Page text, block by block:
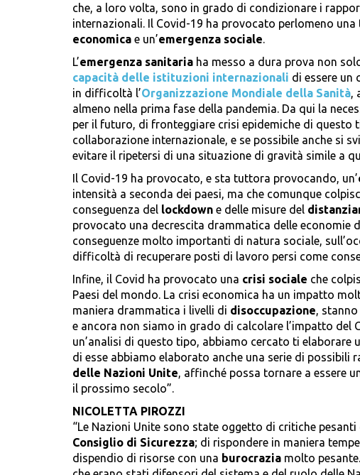
che, a loro volta, sono in grado di condizionare i
internazionali. Il Covid-19 ha provocato perlomeno una
economica e un’emergenza sociale.
L’emergenza sanitaria ha messo a dura prova non
capacità delle istituzioni internazionali di essere un
in difficoltà l’Organizzazione Mondiale della Sanità,
almeno nella prima fase della pandemia. Da qui la
per il futuro, di fronteggiare crisi epidemiche di questo
collaborazione internazionale, e se possibile anche si
evitare il ripetersi di una situazione di gravità simile a
Il Covid-19 ha provocato, e sta tuttora provocando, un’
intensità a seconda dei paesi, ma che comunque
conseguenza del lockdown e delle misure del
provocato una decrescita drammatica delle economie
conseguenze molto importanti di natura sociale,
difficoltà di recuperare posti di lavoro persi come
Infine, il Covid ha provocato una crisi sociale che
Paesi del mondo. La crisi economica ha un impatto
maniera drammatica i livelli di disoccupazione,
e ancora non siamo in grado di calcolare l’impatto del
un’analisi di questo tipo, abbiamo cercato ti elaborare
di esse abbiamo elaborato anche una serie di
delle Nazioni Unite, affinché possa tornare a essere
il prossimo secolo”.
NICOLETTA PIROZZI
“Le Nazioni Unite sono state oggetto di critiche
Consiglio di Sicurezza; di rispondere in maniera
dispendio di risorse con una burocrazia molto